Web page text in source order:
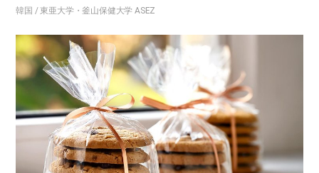
周辺の小・中・高等学校を訪ね、共にする犯罪予防人格教育プロ
韓国 / 東亜大学・釜山保健大学 ASEZ